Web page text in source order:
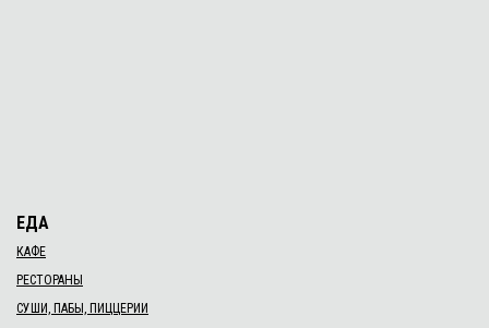
ЕДА
КАФЕ
РЕСТОРАНЫ
СУШИ, ПАБЫ, ПИЦЦЕРИИ